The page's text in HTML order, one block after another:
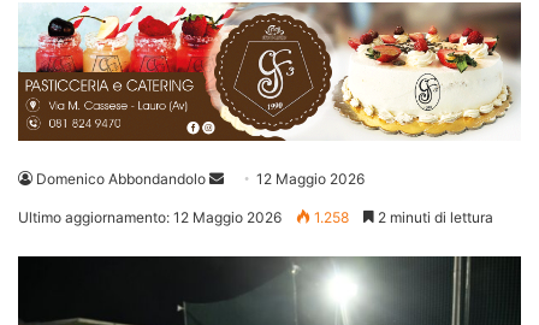
Domenico Abbondandolo
Invia 12 Maggio 2026
Ultimo aggiornamento: 12 Maggio 2026 1.258 2 minuti di lettura